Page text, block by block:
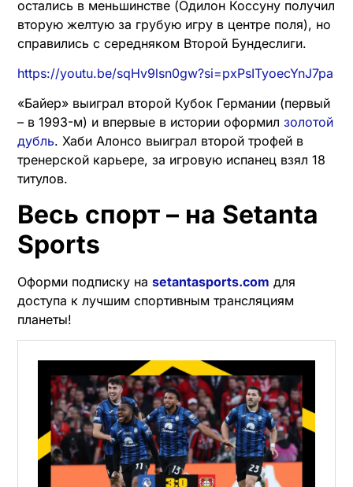
остались в меньшинстве (Одилон Коссуну получил
вторую желтую за грубую игру в центре поля), но
справились с середняком Второй Бундеслиги.
https://youtu.be/sqHv9lsn0gw?si=pxPsITyoecYnJ7pa
«Байер» выиграл второй Кубок Германии (первый
– в 1993-м) и впервые в истории оформил золотой
дубль. Хаби Алонсо выиграл второй трофей в
тренерской карьере, за игровую испанец взял 18
титулов.
Весь спорт – на Setanta
Sports
Оформи подписку на setantasports.com для
доступа к лучшим спортивным трансляциям
планеты!